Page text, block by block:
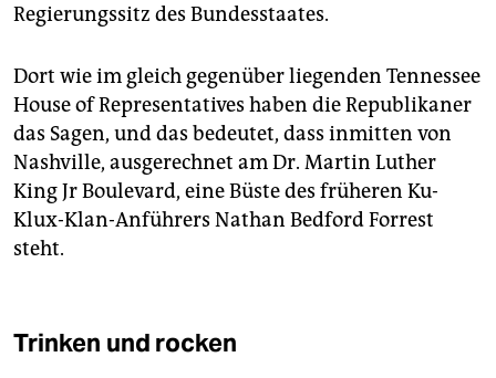
Regierungssitz des Bundesstaates.
Dort wie im gleich gegenüber liegenden Tennessee
House of Representatives haben die Republikaner
das Sagen, und das bedeutet, dass inmitten von
Nashville, ausgerechnet am Dr. Martin Luther
King Jr Boulevard, eine Büste des früheren Ku-
Klux-Klan-Anführers Nathan Bedford Forrest
steht.
Trinken und rocken